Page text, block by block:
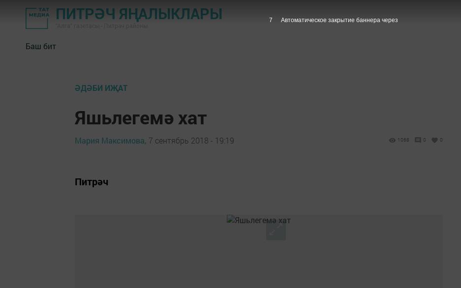
ПИТРӘЧ ЯҢАЛЫКЛАРЫ
Баш бит
ӘДӘБИ ИҖАТ
Яшьлегемә хат
Мария Максимова, 7 сентябрь 2018 - 19:19 1068 0 0
Питрәч
6 Автоматическое закрытие баннера через